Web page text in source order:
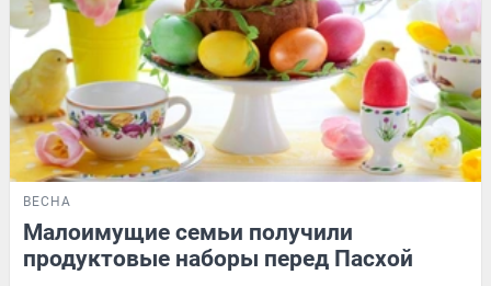
ВЕСНА
Малоимущие семьи получили
продуктовые наборы перед Пасхой